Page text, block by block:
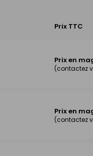
Prix TTC
Prix en
(contactez
Prix en
(contactez